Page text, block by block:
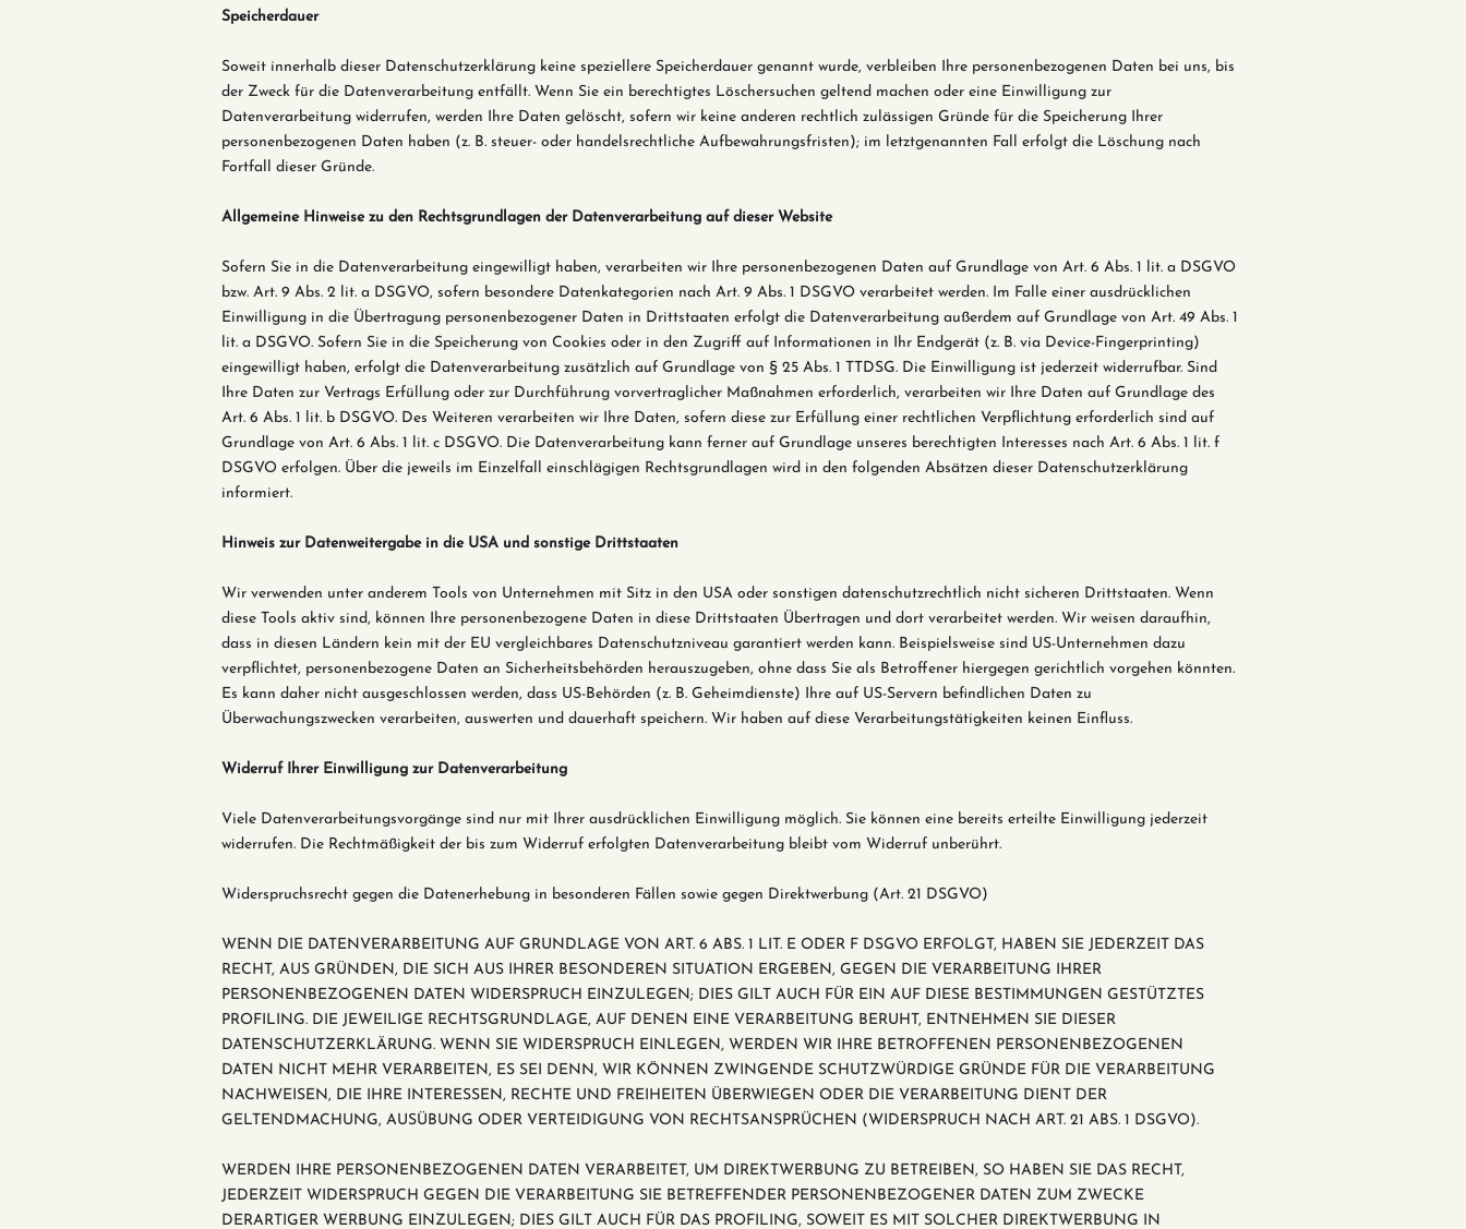
Speicherdauer
Soweit innerhalb dieser Datenschutzerklärung keine speziellere Speicherdauer genannt wurde, verbleiben Ihre personenbezogenen Daten bei uns, bis
der Zweck für die Datenverarbeitung entfällt. Wenn Sie ein berechtigtes Löschersuchen geltend machen oder eine Einwilligung zur
Datenverarbeitung widerrufen, werden Ihre Daten gelöscht, sofern wir keine anderen rechtlich zulässigen Gründe für die Speicherung Ihrer
personenbezogenen Daten haben (z. B. steuer- oder handelsrechtliche Aufbewahrungsfristen); im letztgenannten Fall erfolgt die Löschung nach
Fortfall dieser Gründe.
Allgemeine Hinweise zu den Rechtsgrundlagen der Datenverarbeitung auf dieser Website
Sofern Sie in die Datenverarbeitung eingewilligt haben, verarbeiten wir Ihre personenbezogenen Daten auf Grundlage von Art. 6 Abs. 1 lit. a DSGVO
bzw. Art. 9 Abs. 2 lit. a DSGVO, sofern besondere Datenkategorien nach Art. 9 Abs. 1 DSGVO verarbeitet werden. Im Falle einer ausdrücklichen
Einwilligung in die Übertragung personenbezogener Daten in Drittstaaten erfolgt die Datenverarbeitung außerdem auf Grundlage von Art. 49 Abs. 1
lit. a DSGVO. Sofern Sie in die Speicherung von Cookies oder in den Zugriff auf Informationen in Ihr Endgerät (z. B. via Device-Fingerprinting)
eingewilligt haben, erfolgt die Datenverarbeitung zusätzlich auf Grundlage von § 25 Abs. 1 TTDSG. Die Einwilligung ist jederzeit widerrufbar. Sind
Ihre Daten zur Vertrags Erfüllung oder zur Durchführung vorvertraglicher Maßnahmen erforderlich, verarbeiten wir Ihre Daten auf Grundlage des
Art. 6 Abs. 1 lit. b DSGVO. Des Weiteren verarbeiten wir Ihre Daten, sofern diese zur Erfüllung einer rechtlichen Verpflichtung erforderlich sind auf
Grundlage von Art. 6 Abs. 1 lit. c DSGVO. Die Datenverarbeitung kann ferner auf Grundlage unseres berechtigten Interesses nach Art. 6 Abs. 1 lit. f
DSGVO erfolgen. Über die jeweils im Einzelfall einschlägigen Rechtsgrundlagen wird in den folgenden Absätzen dieser Datenschutzerklärung
informiert.
Hinweis zur Datenweitergabe in die USA und sonstige Drittstaaten
Wir verwenden unter anderem Tools von Unternehmen mit Sitz in den USA oder sonstigen datenschutzrechtlich nicht sicheren Drittstaaten. Wenn
diese Tools aktiv sind, können Ihre personenbezogene Daten in diese Drittstaaten Übertragen und dort verarbeitet werden. Wir weisen daraufhin,
dass in diesen Ländern kein mit der EU vergleichbares Datenschutzniveau garantiert werden kann. Beispielsweise sind US-Unternehmen dazu
verpflichtet, personenbezogene Daten an Sicherheitsbehörden herauszugeben, ohne dass Sie als Betroffener hiergegen gerichtlich vorgehen könnten.
Es kann daher nicht ausgeschlossen werden, dass US-Behörden (z. B. Geheimdienste) Ihre auf US-Servern befindlichen Daten zu
Überwachungszwecken verarbeiten, auswerten und dauerhaft speichern. Wir haben auf diese Verarbeitungstätigkeiten keinen Einfluss.
Widerruf Ihrer Einwilligung zur Datenverarbeitung
Viele Datenverarbeitungsvorgänge sind nur mit Ihrer ausdrücklichen Einwilligung möglich. Sie können eine bereits erteilte Einwilligung jederzeit
widerrufen. Die Rechtmäßigkeit der bis zum Widerruf erfolgten Datenverarbeitung bleibt vom Widerruf unberührt.
Widerspruchsrecht gegen die Datenerhebung in besonderen Fällen sowie gegen Direktwerbung (Art. 21 DSGVO)
WENN DIE DATENVERARBEITUNG AUF GRUNDLAGE VON ART. 6 ABS. 1 LIT. E ODER F DSGVO ERFOLGT, HABEN SIE JEDERZEIT DAS
RECHT, AUS GRÜNDEN, DIE SICH AUS IHRER BESONDEREN SITUATION ERGEBEN, GEGEN DIE VERARBEITUNG IHRER
PERSONENBEZOGENEN DATEN WIDERSPRUCH EINZULEGEN; DIES GILT AUCH FÜR EIN AUF DIESE BESTIMMUNGEN GESTÜTZTES
PROFILING. DIE JEWEILIGE RECHTSGRUNDLAGE, AUF DENEN EINE VERARBEITUNG BERUHT, ENTNEHMEN SIE DIESER
DATENSCHUTZERKLÄRUNG. WENN SIE WIDERSPRUCH EINLEGEN, WERDEN WIR IHRE BETROFFENEN PERSONENBEZOGENEN
DATEN NICHT MEHR VERARBEITEN, ES SEI DENN, WIR KÖNNEN ZWINGENDE SCHUTZWÜRDIGE GRÜNDE FÜR DIE VERARBEITUNG
NACHWEISEN, DIE IHRE INTERESSEN, RECHTE UND FREIHEITEN ÜBERWIEGEN ODER DIE VERARBEITUNG DIENT DER
GELTENDMACHUNG, AUSÜBUNG ODER VERTEIDIGUNG VON RECHTSANSPRÜCHEN (WIDERSPRUCH NACH ART. 21 ABS. 1 DSGVO).
WERDEN IHRE PERSONENBEZOGENEN DATEN VERARBEITET, UM DIREKTWERBUNG ZU BETREIBEN, SO HABEN SIE DAS RECHT,
JEDERZEIT WIDERSPRUCH GEGEN DIE VERARBEITUNG SIE BETREFFENDER PERSONENBEZOGENER DATEN ZUM ZWECKE
DERARTIGER WERBUNG EINZULEGEN; DIES GILT AUCH FÜR DAS PROFILING, SOWEIT ES MIT SOLCHER DIREKTWERBUNG IN